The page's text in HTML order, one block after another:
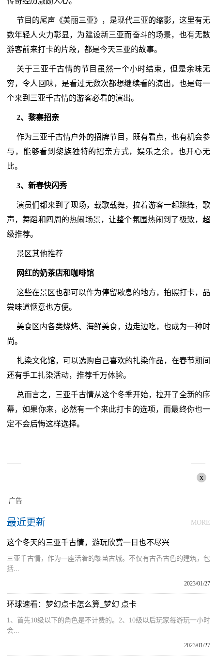
节目的尾声《美丽三亚》，是现代三亚的缩影，这里有无
数年轻人火力彰显，为建设新三亚而奋斗的场景，也有无数
游客前来打卡的片段，都是今天三亚的故事。
关于三亚千古情的节目虽然一个小时结束，但是余味无
穷，令人回味，是看过无数次都想继续看的演出，也是每一
个来到三亚千古情的游客必看的演出。
2、黎寨招亲
作为三亚千古情户外的招牌节目，既有看点，也有机会参
与，能够看到黎族独特的招亲方式，娱乐之余，也开心无
比。
3、新春快闪秀
演员们都来到了现场，载歌载舞，拉着游客一起跳舞，歌
声，舞蹈和四周的热闹场景，让整个氛围热闹到了极致，超
级推荐。
景区其他推荐
网红的奶茶店和咖啡馆
这些在景区也都可以作为停留歇息的地方，拍照打卡，品
尝味道惬意也方便。
美食区内各类烧烤、海鲜美食，边走边吃，也成为一种时
尚。
扎染文化馆，可以选购自己喜欢的扎染作品，在春节期间
还有手工扎染活动，推荐千万体验。
总而言之，三亚千古情从这个冬季开始，拉开了全新的序
幕，如果你来，必然有一个来此打卡的选项，而最终你也一
定不会后悔这样选择。
x
广告
最近更新 MORE
这个冬天的三亚千古情，游玩欣赏一日也不尽兴
三亚千古情，作为一座活着的黎苗古城。不仅有古香古色的建筑，包
括...
2023/01/27
环球速看：梦幻点卡怎么算_梦幻 点卡
1、首先10级以下的角色是不计费的。2、10级以后玩家每游玩一小时
会...
2023/01/27